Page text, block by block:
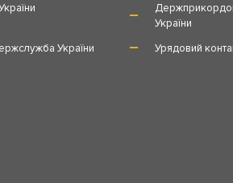
України
України
Урядовий